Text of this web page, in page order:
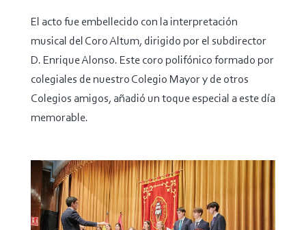
El acto fue embellecido con la interpretación
musical del Coro Altum, dirigido por el subdirector
D. Enrique Alonso. Este coro polifónico formado por
colegiales de nuestro Colegio Mayor y de otros
Colegios amigos, añadió un toque especial a este día
memorable.